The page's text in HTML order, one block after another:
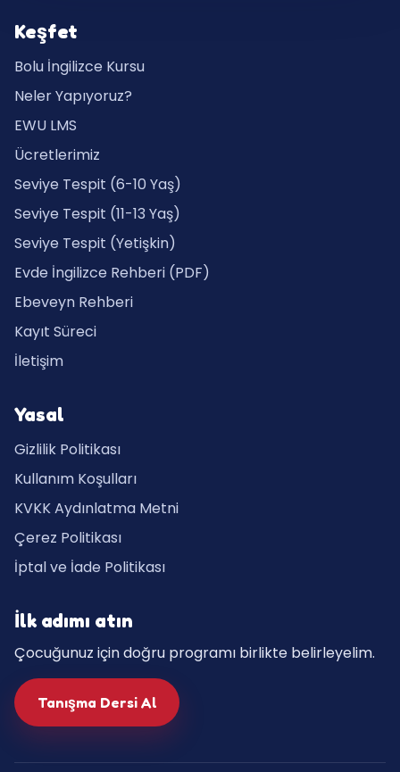
Keşfet
Bolu İngilizce Kursu
Neler Yapıyoruz?
EWU LMS
Ücretlerimiz
Seviye Tespit (6-10 Yaş)
Seviye Tespit (11-13 Yaş)
Seviye Tespit (Yetişkin)
Evde İngilizce Rehberi (PDF)
Ebeveyn Rehberi
Kayıt Süreci
İletişim
Yasal
Gizlilik Politikası
Kullanım Koşulları
KVKK Aydınlatma Metni
Çerez Politikası
İptal ve İade Politikası
İlk adımı atın
Çocuğunuz için doğru programı birlikte belirleyelim.
Tanışma Dersi Al